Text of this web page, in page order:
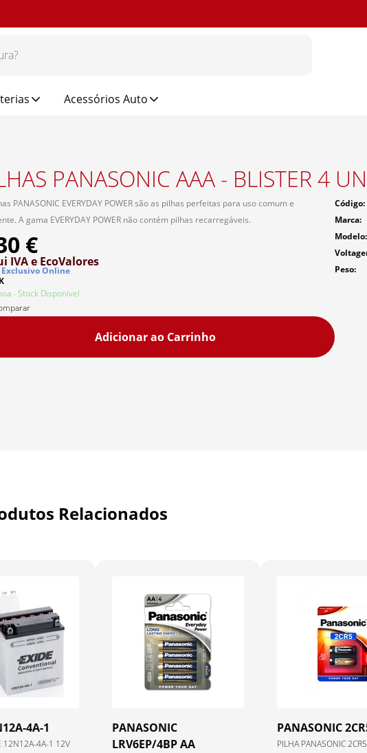
Acessórios Auto
PANASONIC AAA - BLISTER 4
PANASONIC EVERYDAY POWER são as pilhas perfeitas para uso comum e
A gama EVERYDAY POWER não contém pilhas recarregáveis.
€
IVAe EcoValores
Exclusivo Online
- Stock Disponível
Adicionar ao Carrinho
Código
Marca
Modelo
Peso
Relacionados
4A-1
12N12A-4A-1 12V
PANASONIC
LRV6EP/4BP AA
PANASONIC
PILHA PANASONIC 2CR5